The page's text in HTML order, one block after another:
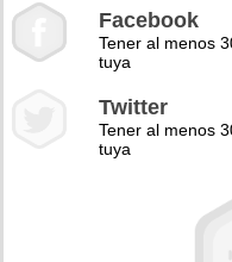
Facebook
Tener al menos
tuya
Twitter
Tener al menos
tuya